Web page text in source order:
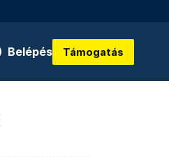
Belépés Támogatás